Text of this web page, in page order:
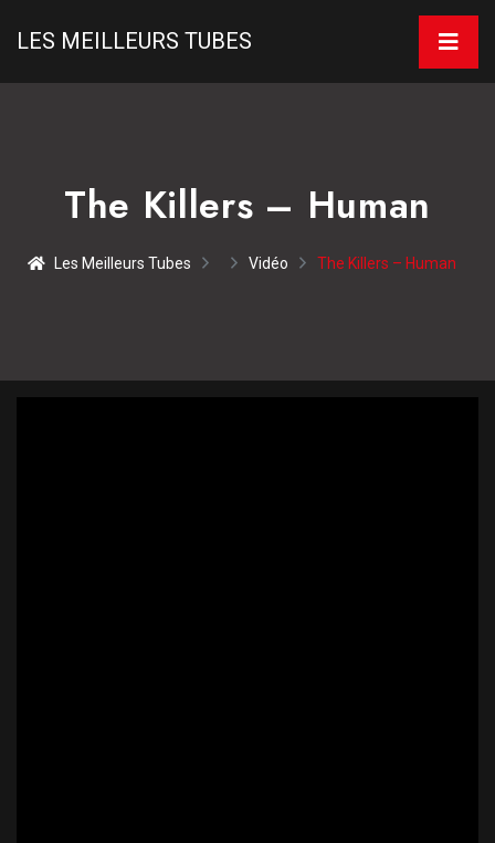
LES MEILLEURS TUBES
The Killers – Human
Les Meilleurs Tubes Vidéo The Killers – Human